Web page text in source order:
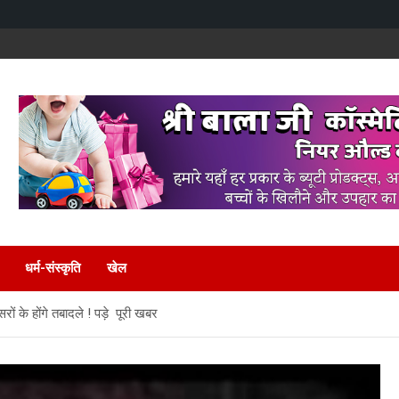
धर्म-संस्कृति खेल
के होंगे तबादले ! पड़े पूरी खबर